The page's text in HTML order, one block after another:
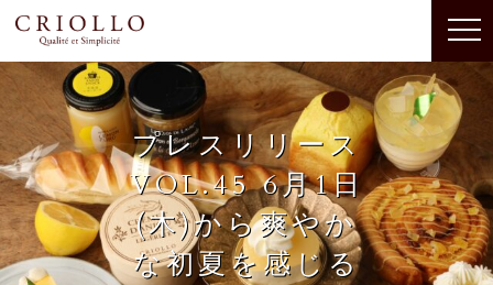
プレスリリース
VOL.45 6月1日
(木)から爽やか
な初夏を感じる